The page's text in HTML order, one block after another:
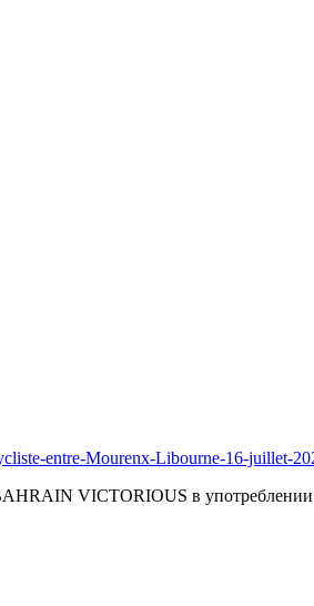
VICTORIOUS в употреблении